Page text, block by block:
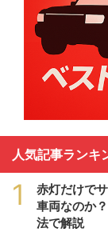
人気記事ランキ
1
赤灯だけで
車両なのか
法で解説